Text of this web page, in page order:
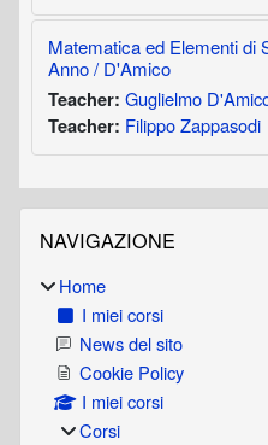
Matematica ed Elementi di
Anno / D'Amico
Teacher: Guglielmo
Teacher: Filippo Zappasodi
Blocchi
NAVIGAZIONE
Home
I miei corsi
News del sito
Cookie Policy
I miei corsi
Corsi